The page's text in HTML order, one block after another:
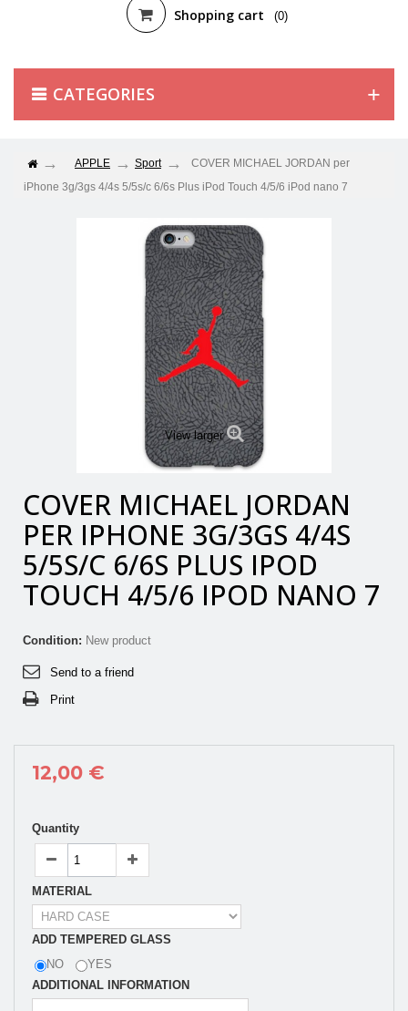
Shopping cart (0)
CATEGORIES
APPLE Sport
COVER MICHAEL JORDAN per
iPhone 3g/3gs 4/4s 5/5s/c 6/6s Plus iPod Touch 4/5/6 iPod nano 7
View larger
COVER MICHAEL JORDAN
PER IPHONE 3G/3GS 4/4S
5/5S/C 6/6S PLUS IPOD
TOUCH 4/5/6 IPOD NANO 7
Condition: New product
Send to a friend
Print
12,00 €
Quantity
MATERIAL
ADD TEMPERED GLASS
NO
YES
ADDITIONAL INFORMATION